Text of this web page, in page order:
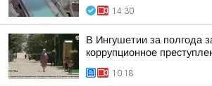
14:30
В Ингушетии за полгода
коррупционное
10:18